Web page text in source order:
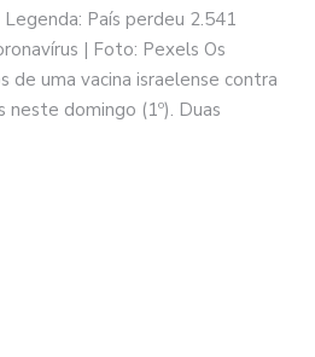
País perdeu 2.541
| Foto: Pexels Os
de uma vacina israelense contra
domingo (1º). Duas